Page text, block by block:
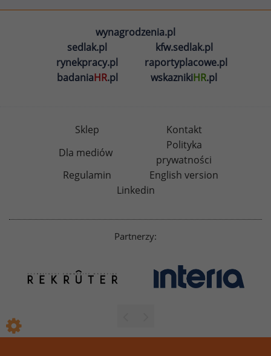
wynagrodzenia.pl
sedlak.pl
kfw.sedlak.pl
rynekpracy.pl
raportyplacowe.pl
badaniaHR.pl wskaznikiHR.pl
Sklep
Kontakt
Dla mediów
Polityka
prywatności
Regulamin
English version
Linkedin
Partnerzy: